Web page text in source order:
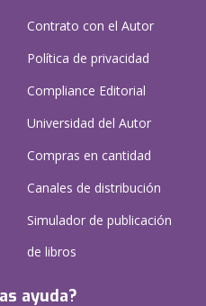
Contrato con el Autor
Política de privacidad
Compliance Editorial
Universidad del Autor
Compras en cantidad
Canales de distribución
Simulador de publicación
de libros
ayuda?